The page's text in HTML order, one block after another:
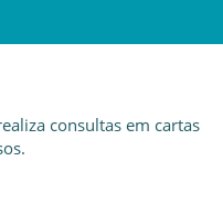
consultas em cartas